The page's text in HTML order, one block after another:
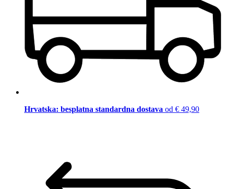
Hrvatska: besplatna standardna dostava od € 49,90